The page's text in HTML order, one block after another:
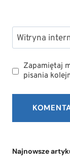
Witryna
Zapamiętaj
pisania
Najnowsze